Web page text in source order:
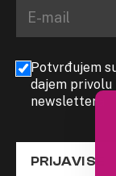
Potvrđujem
dajem privolu
newslettera
PRIJAVI SE